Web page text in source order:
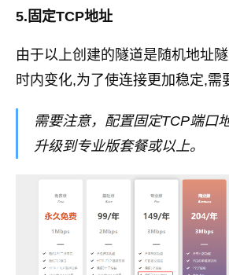
5.固定TCP地址
由于以上创建的隧道是随机地址
时内变化,为了使连接更加稳定,需
需要注意，配置固定TCP端口
升级到专业版套餐或以上。